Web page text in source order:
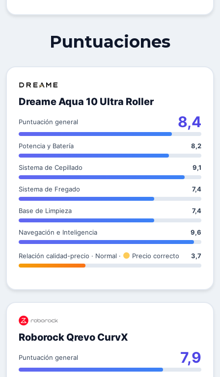
Puntuaciones
Dreame Aqua 10 Ultra Roller
Puntuación general 8,4
Potencia y Batería 8,2
Sistema de Cepillado 9,1
Sistema de Fregado 7,4
Base de Limpieza 7,4
Navegación e Inteligencia 9,6
Relación calidad-precio · Normal · Precio correcto 3,7
Roborock Qrevo CurvX
Puntuación general 7,9